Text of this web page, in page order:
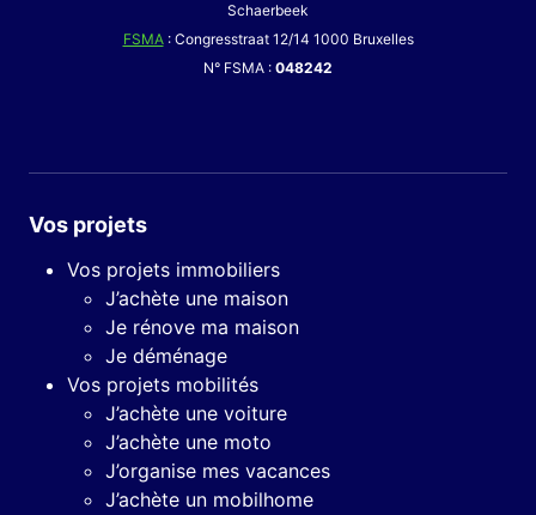
Schaerbeek
FSMA: Congresstraat 12/14 1000 Bruxelles
N° FSMA : 048242
Vos projets
Vos projets immobiliers
J’achète une maison
Je rénove ma maison
Je déménage
Vos projets mobilités
J’achète une voiture
J’achète une moto
J’organise mes vacances
J’achète un mobilhome